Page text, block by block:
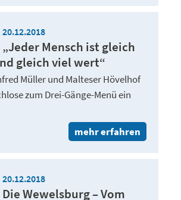
20.12.2018
„Jeder Mensch ist gleich
gleich viel wert“
Müller und Malteser Hövelhof
zum Drei-Gänge-Menü ein
mehr erfahren
20.12.2018
Die Wewelsburg – Vom